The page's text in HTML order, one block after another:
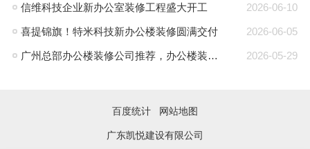
2026-06-10
信维科技企业新办公室装修工程盛大开工
2026-06-05
喜提锦旗！特米科技新办公楼装修圆满交付
2026-05-29
广州总部办公楼装修公司推荐，办公楼装修就找凯悦装饰
百度统计 网站地图
广东凯悦建设有限公司